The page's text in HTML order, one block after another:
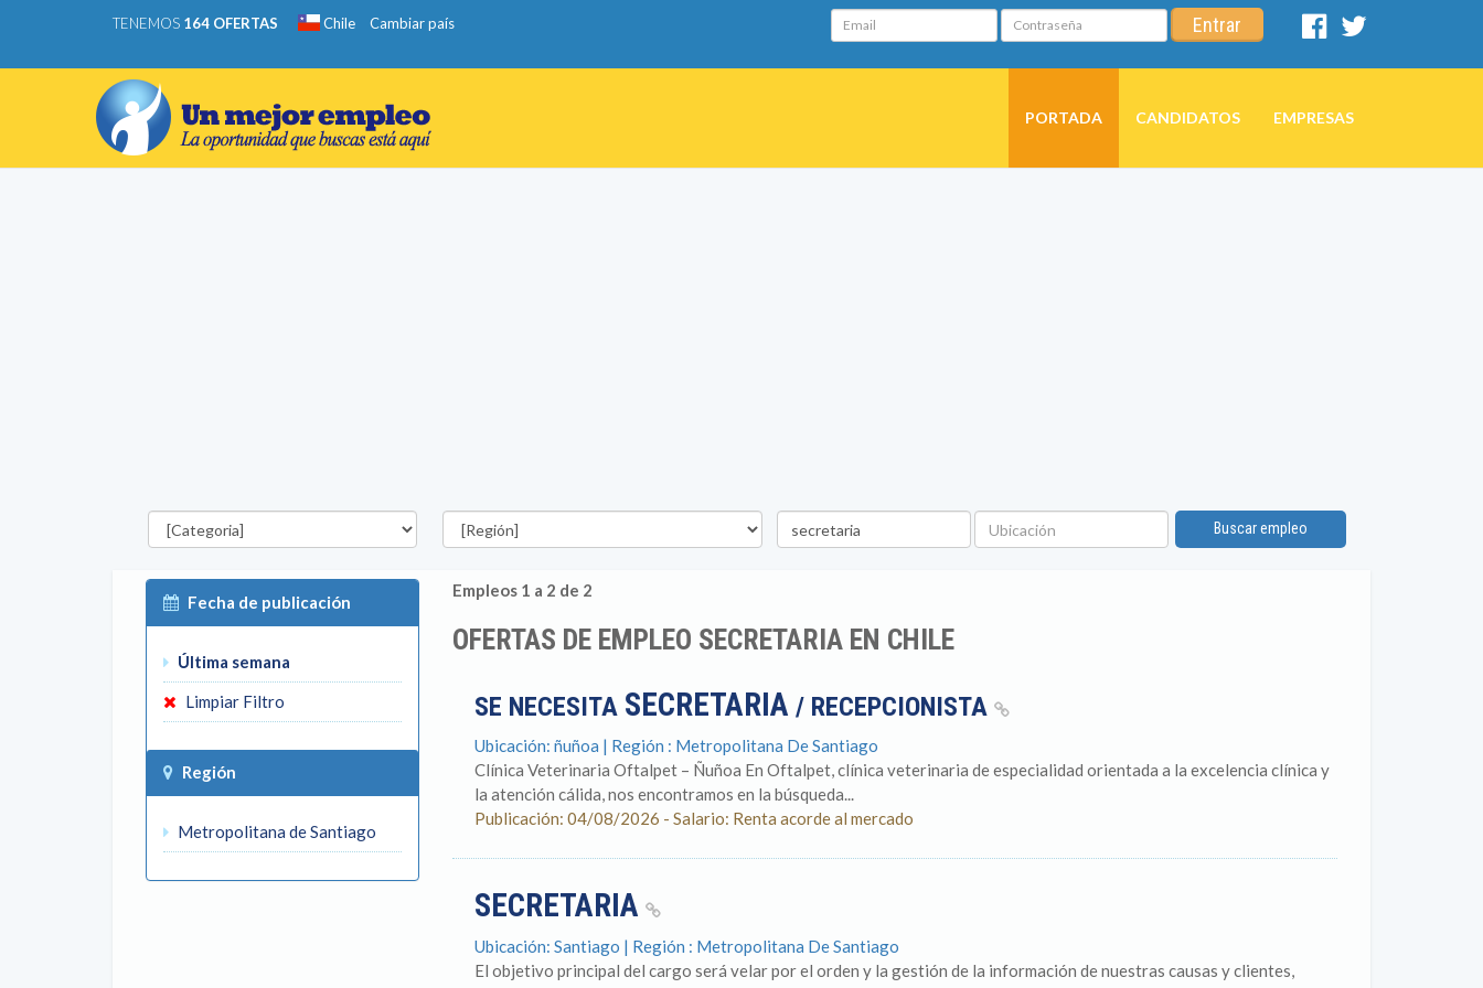
TENEMOS 164 OFERTAS Chile Cambiar país Email Contraseña Entrar
Facebook
PORTADA CANDIDATOS EMPRESAS
Categorías Región
Palabra
clave
Ubicación
Buscar empleo
Fecha de publicación
Última semana
Limpiar Filtro
Región
Metropolitana de Santiago
Empleos 1 a 2 de 2
OFERTAS DE EMPLEO SECRETARIA EN CHILE
SE NECESITA SECRETARIA / RECEPCIONISTA
Ubicación: ñuñoa | Región : Metropolitana De Santiago
Clínica Veterinaria Oftalpet – Ñuñoa En Oftalpet, clínica veterinaria de especialidad orientada a la excelencia clínica y
la atención cálida, nos encontramos en la búsqueda...
Publicación: 04/08/2026 - Salario: Renta acorde al mercado
SECRETARIA
Ubicación: Santiago | Región : Metropolitana De Santiago
El objetivo principal del cargo será velar por el orden y la gestión de la información de nuestras causas y clientes,